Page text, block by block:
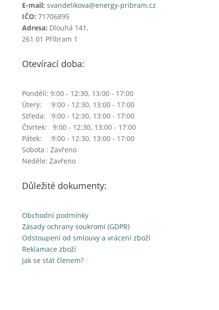
E-mail: svandelikova@energy-pribram.cz
IČO: 71706895
Adresa: Dlouhá 141,
261 01 Příbram 1
Otevírací doba:
Pondělí: 9:00 - 12:30, 13:00 - 17:00
Úterý: 9:00 - 12:30, 13:00 - 17:00
Středa: 9:00 - 12:30, 13:00 - 17:00
Čtvrtek: 9:00 - 12:30, 13:00 - 17:00
Pátek: 9:00 - 12:30, 13:00 - 17:00
Sobota : Zavřeno
Neděle: Zavřeno
Důležité dokumenty:
Obchodní podmínky
Zásady ochrany soukromí (GDPR)
Odstoupení od smlouvy a vrácení zboží
Reklamace zboží
Jak se stát členem?